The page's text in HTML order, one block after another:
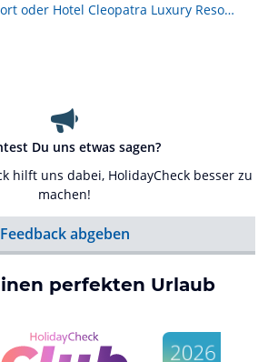
Hotel Sea Life Resort oder Hotel Cleopatra Luxury Resort Collection
Du uns etwas sagen?
hilft uns dabei, HolidayCheck besser zu
machen!
Feedback abgeben
perfekten Urlaub